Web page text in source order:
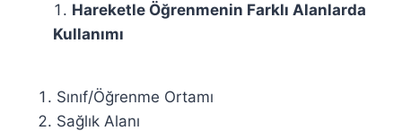
Hareketle Öğrenmenin Farklı Alanlarda
Kullanımı
Sınıf/Öğrenme Ortamı
Sağlık Alanı